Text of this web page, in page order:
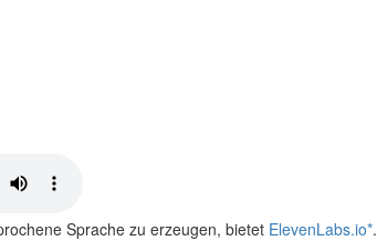
Sprache zu erzeugen, bietet ElevenLabs.io*.